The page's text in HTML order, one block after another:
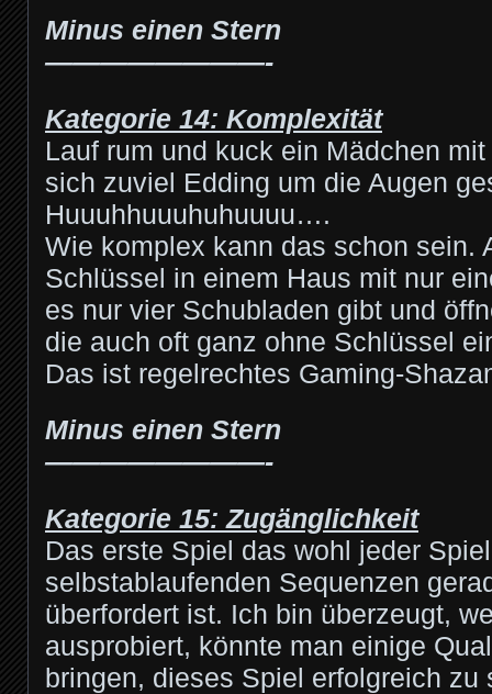
Minus einen Stern
————————-
Kategorie 14: Komplexität
Lauf rum und kuck ein Mädchen
sich zuviel Edding um die Augen
Huuuhhuuuhuhuuuu….
Wie komplex kann das schon sein.
Schlüssel in einem Haus mit nur
es nur vier Schubladen gibt und
die auch oft ganz ohne Schlüssel
Das ist regelrechtes Gaming-
Minus einen Stern
————————-
Kategorie 15: Zugänglichkeit
Das erste Spiel das wohl jeder
selbstablaufenden Sequenzen
überfordert ist. Ich bin überzeugt,
ausprobiert, könnte man einige
bringen, dieses Spiel erfolgreich zu